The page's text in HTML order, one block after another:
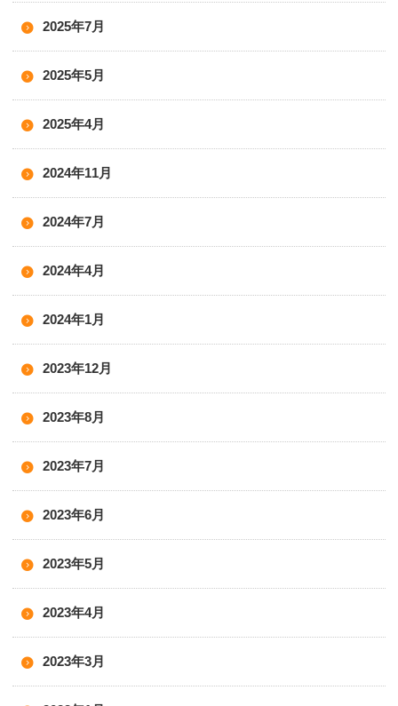
2025年7月
2025年5月
2025年4月
2024年11月
2024年7月
2024年4月
2024年1月
2023年12月
2023年8月
2023年7月
2023年6月
2023年5月
2023年4月
2023年3月